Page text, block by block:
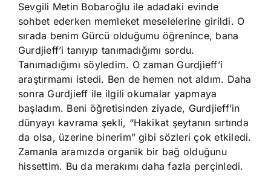
Sevgili Metin Bobaroğlu ile adadaki evinde
sohbet ederken memleket meselelerine girildi. O
sırada benim Gürcü olduğumu öğrenince, bana
Gurdjieff’i tanıyıp tanımadığımı sordu.
Tanımadığımı söyledim. O zaman Gurdjieff’i
araştırmamı istedi. Ben de hemen not aldım. Daha
sonra Gurdjieff ile ilgili okumalar yapmaya
başladım. Beni öğretisinden ziyade, Gurdjieff’in
dünyayı kavrama şekli, “Hakikat şeytanın sırtında
da olsa, üzerine binerim” gibi sözleri çok etkiledi.
Zamanla aramızda organik bir bağ olduğunu
hissettim. Bu da merakımı daha fazla perçinledi.